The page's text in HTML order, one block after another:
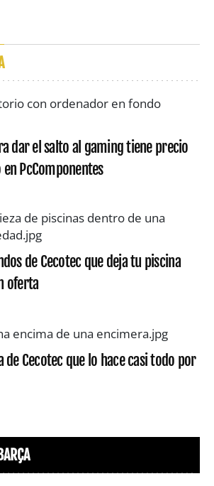
dar el salto al gaming tiene precio
PcComponentes
de Cecotec que deja tu piscina
oferta
de Cecotec que lo hace casi todo por